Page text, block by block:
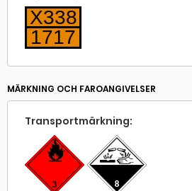
X338
1717
MÄRKNING OCH FAROANGIVELSER
Transport­märkning: